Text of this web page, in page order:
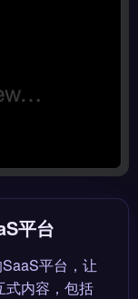
平台
平台，让
式内容，包括